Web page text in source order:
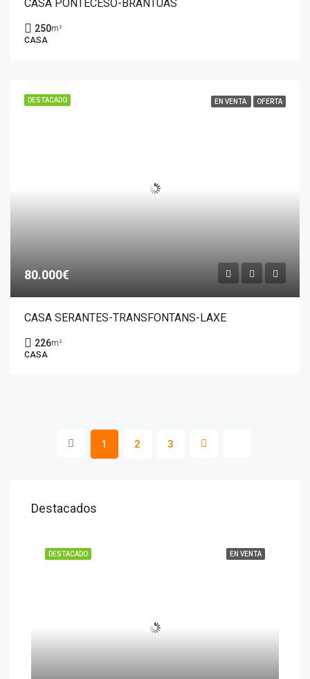
CASA PONTECESO-BRANTUAS
250m²
CASA
DESTACADO EN VENTA OFERTA
80.000€
CASA SERANTES-TRANSFONTANS-LAXE
226m²
CASA
1 2 3
Destacados
EN VENTA
DESTACADO